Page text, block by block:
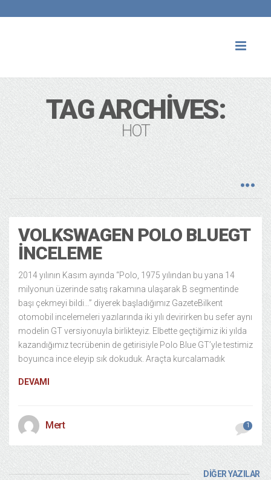
TAG ARCHIVES:
HOT
VOLKSWAGEN POLO BLUEGT
İNCELEME
2014 yılının Kasım ayında “Polo, 1975 yılından bu yana 14
milyonun üzerinde satış rakamına ulaşarak B segmentinde
başı çekmeyi bildi…” diyerek başladığımız GazeteBilkent
otomobil incelemeleri yazılarında iki yılı devirirken bu sefer aynı
modelin GT versiyonuyla birlikteyiz. Elbette geçtiğimiz iki yılda
kazandığımız tecrübenin de getirisiyle Polo Blue GT’yle testimiz
boyuınca ince eleyip sık dokuduk. Araçta kurcalamadık
DEVAMI
Mert 1
DİĞER YAZILAR